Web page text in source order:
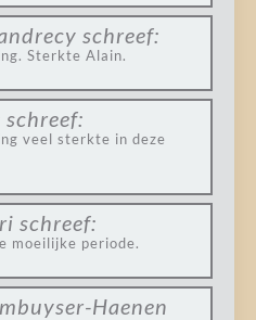
schreef:
Sterkte Alain.
schreef:
veel sterkte in deze
schreef:
moeilijke periode.
Haenen